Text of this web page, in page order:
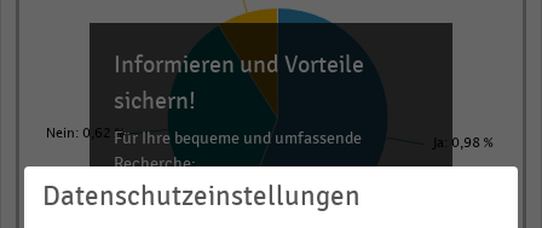
Ja: 0,98 %
Nein: 0,62 %
Informieren und Vorteile
sichern!
Für Ihre bequeme und umfassende
Recherche:
Über 300.000 Daten und Kennzahlen
Datenschutzeinstellungen